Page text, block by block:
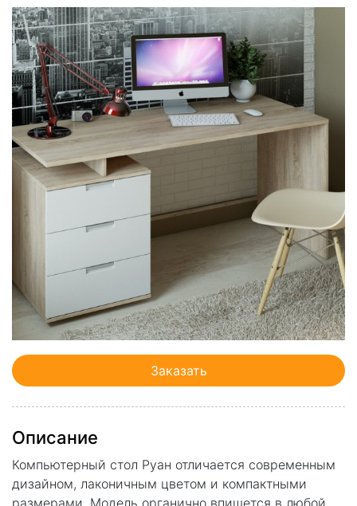
Заказать
Описание
Компьютерный стол Руан отличается современным
дизайном, лаконичным цветом и компактными